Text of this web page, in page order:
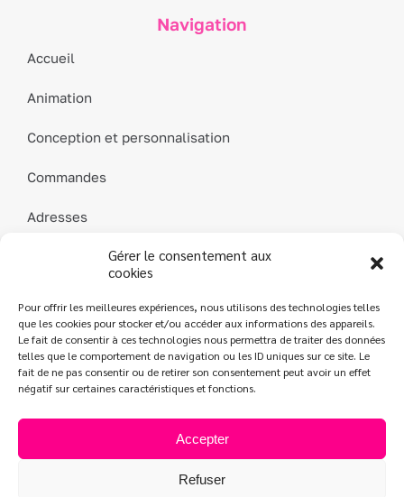
Gérer le consentement aux
cookies
Pour offrir les meilleures expériences, nous utilisons des technologies telles
que les cookies pour stocker et/ou accéder aux informations des appareils.
Le fait de consentir à ces technologies nous permettra de traiter des données
telles que le comportement de navigation ou les ID uniques sur ce site. Le
fait de ne pas consentir ou de retirer son consentement peut avoir un effet
négatif sur certaines caractéristiques et fonctions.
Accepter
Refuser
Navigation
Accueil
Animation
Conception et personnalisation
Commandes
Adresses
Détails du compte
Contact
L’Atelier des Parfums| Création
Mentions légales|Conditions générales de vente|
Politique de confidentialité